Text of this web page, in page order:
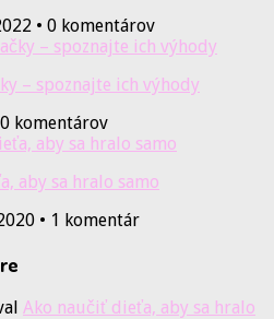
• 0 komentárov
– spoznajte ich výhody
komentárov
aby sa hralo samo
• 1 komentár
Ako naučiť dieťa, aby sa hralo